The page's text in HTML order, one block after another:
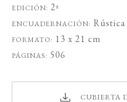
EDICIÓN: 2ª
ENCUADERNACIÓN:
FORMATO: 13 x 21 cm
PÁGINAS: 506
CUBIERTA